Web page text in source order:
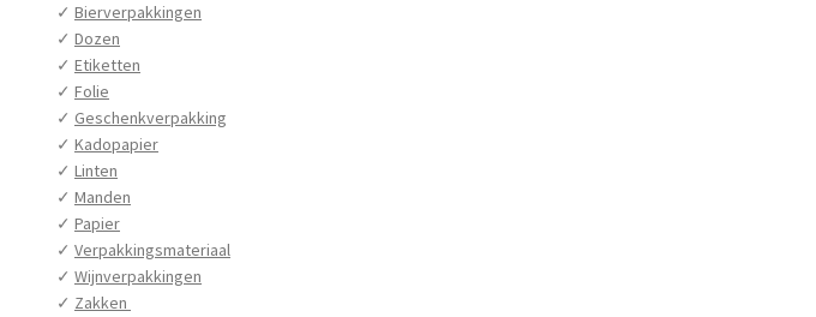
✓ Bierverpakkingen
✓ Dozen
✓ Etiketten
✓ Folie
✓ Geschenkverpakking
✓ Kadopapier
✓ Linten
✓ Manden
✓ Papier
✓ Verpakkingsmateriaal
✓ Wijnverpakkingen
✓ Zakken